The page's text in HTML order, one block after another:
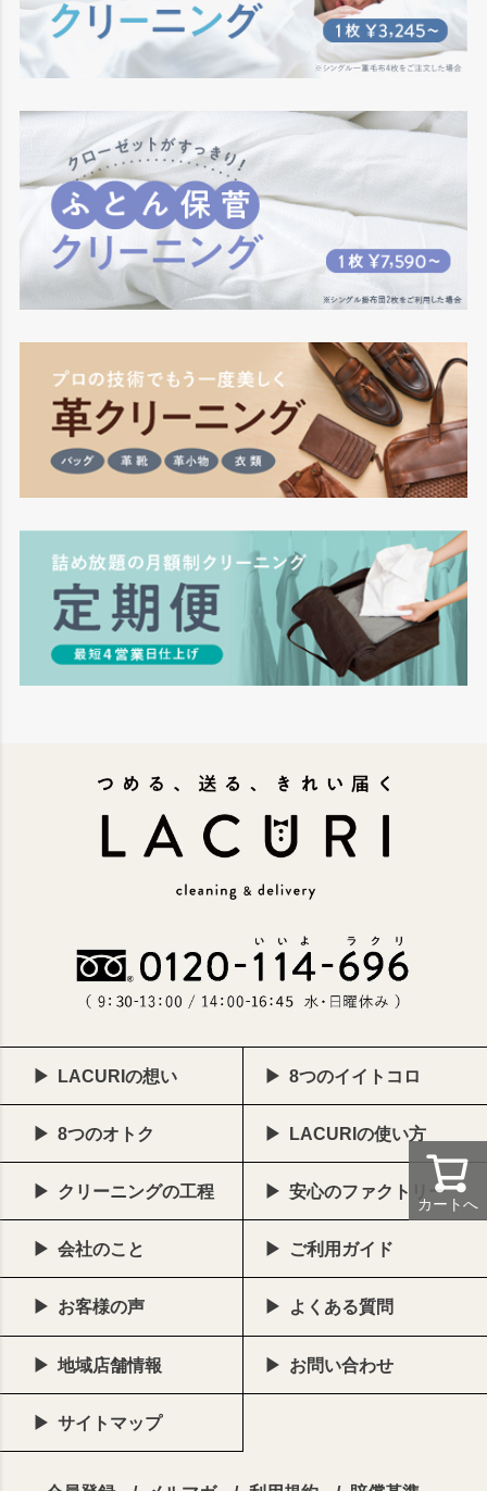
カートへ
LACURIの想い 8つのイイトコロ
8つのオトク LACURIの使い方
クリーニングの工程 安心のファクトリー
会社のこと ご利用ガイド
お客様の声 よくある質問
地域店舗情報 お問い合わせ
サイトマップ